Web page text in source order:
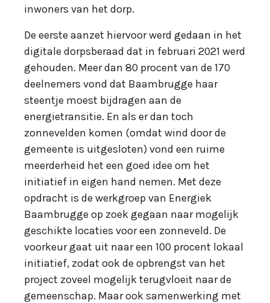
inwoners van het dorp.
De eerste aanzet hiervoor werd gedaan in het
digitale dorpsberaad dat in februari 2021 werd
gehouden. Meer dan 80 procent van de 170
deelnemers vond dat Baambrugge haar
steentje moest bijdragen aan de
energietransitie. En als er dan toch
zonnevelden komen (omdat wind door de
gemeente is uitgesloten) vond een ruime
meerderheid het een goed idee om het
initiatief in eigen hand nemen. Met deze
opdracht is de werkgroep van Energiek
Baambrugge op zoek gegaan naar mogelijk
geschikte locaties voor een zonneveld. De
voorkeur gaat uit naar een 100 procent lokaal
initiatief, zodat ook de opbrengst van het
project zoveel mogelijk terugvloeit naar de
gemeenschap. Maar ook samenwerking met